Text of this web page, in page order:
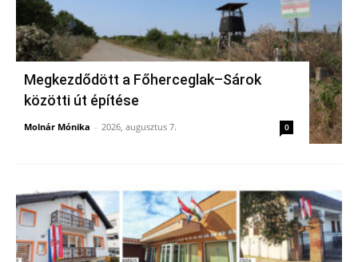
Megkezdődött a Főherceglak–Sárok
közötti út építése
Molnár Mónika - 2026, augusztus 7. 0